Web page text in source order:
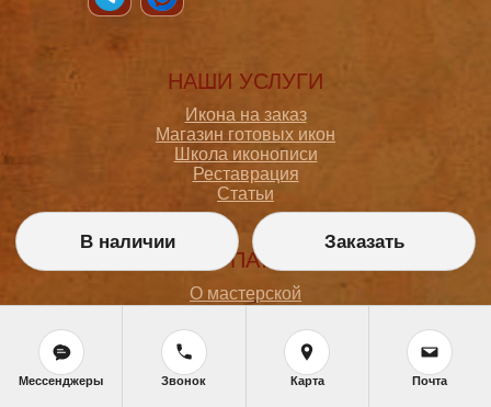
НАШИ УСЛУГИ
Икона на заказ
Магазин готовых икон
Школа иконописи
Реставрация
Статьи
ПОКУПАТЕЛЮ
О мастерской
Доставка и оплата
Политика конфиденциальности
Согласие на обработку персональных данных
Политика обработки персональных данных
В наличии Заказать
Мессенджеры Звонок Карта Почта